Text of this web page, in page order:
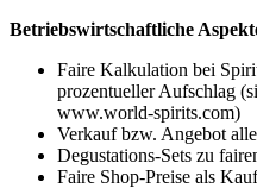
Betriebswirtschaftliche
Faire Kalkulation bei
prozentueller Aufschlag
www.world-spirits.com)
Verkauf bzw. Angebot
Degustations-Sets zu
Faire Shop-Preise als